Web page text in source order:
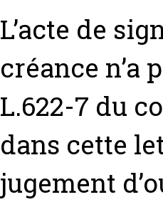
L’acte de
créance n’a
L.622-7 du
dans cette
jugement